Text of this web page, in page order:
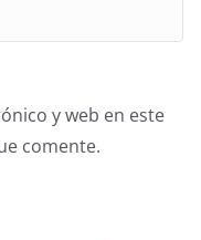
y web en este
comente.